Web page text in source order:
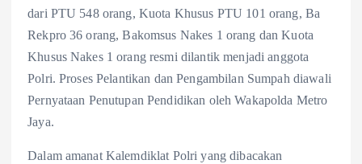
dari PTU 548 orang, Kuota Khusus PTU 101 orang, Ba
Rekpro 36 orang, Bakomsus Nakes 1 orang dan Kuota
Khusus Nakes 1 orang resmi dilantik menjadi anggota
Polri. Proses Pelantikan dan Pengambilan Sumpah diawali
Pernyataan Penutupan Pendidikan oleh Wakapolda Metro
Jaya.
Dalam amanat Kalemdiklat Polri yang dibacakan